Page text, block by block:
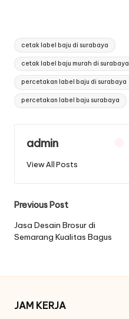
Tags:
cetak label baju di surabaya
cetak label baju murah di surabaya
percetakan label baju di surabaya
percetakan label baju surabaya
admin
View All Posts
Post
navigation
Previous Post
Jasa Desain Brosur di
Semarang Kualitas Bagus
JAM KERJA